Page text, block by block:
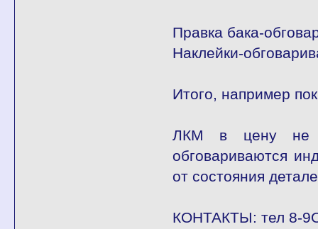
Правка бака-
Наклейки-
Итого, например
ЛКМ в цену не
обговариваются
от состояния
КОНТАКТЫ: тел 8-